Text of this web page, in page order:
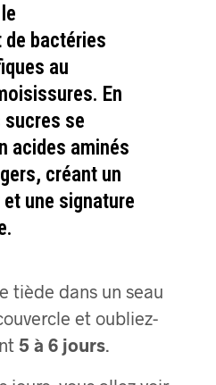
de bactéries
au
En
se
acides aminés
créant un
une signature
tiède dans un seau
et oubliez-
5 à 6 jours.